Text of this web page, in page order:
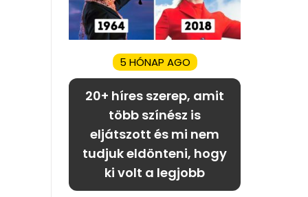
5 HÓNAP AGO
20+ híres szerep, amit
több színész is
eljátszott és mi nem
tudjuk eldönteni, hogy
ki volt a legjobb